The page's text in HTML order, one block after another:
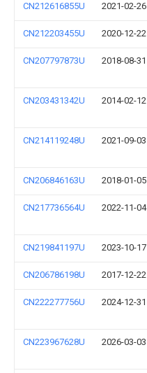
CN212616855U 2021-02-26
CN212203455U 2020-12-22
CN207797873U 2018-08-31
CN203431342U 2014-02-12
CN214119248U 2021-09-03
CN206846163U 2018-01-05
CN217736564U 2022-11-04
CN219841197U 2023-10-17
CN206786198U 2017-12-22
CN222277756U 2024-12-31
CN223967628U 2026-03-03